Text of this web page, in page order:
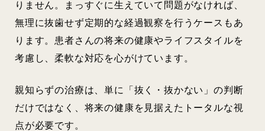
りません。まっすぐに生えていて問題がなければ、
無理に抜歯せず定期的な経過観察を行うケースもあ
ります。患者さんの将来の健康やライフスタイルを
考慮し、柔軟な対応を心がけています。
親知らずの治療は、単に「抜く・抜かない」の判断
だけではなく、将来の健康を見据えたトータルな視
点が必要です。